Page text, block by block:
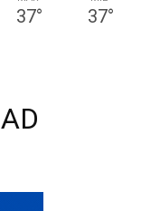
37° 37°